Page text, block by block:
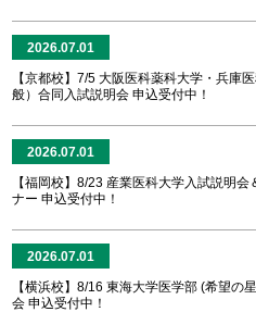
2026.07.01
【京都校】7/5 大阪医科薬科大学・兵庫
般）合同入試説明会 申込受付中！
2026.07.01
【福岡校】8/23 産業医科大学入試説明
ナー 申込受付中！
2026.07.01
【横浜校】8/16 東海大学医学部 (希望の
会 申込受付中！